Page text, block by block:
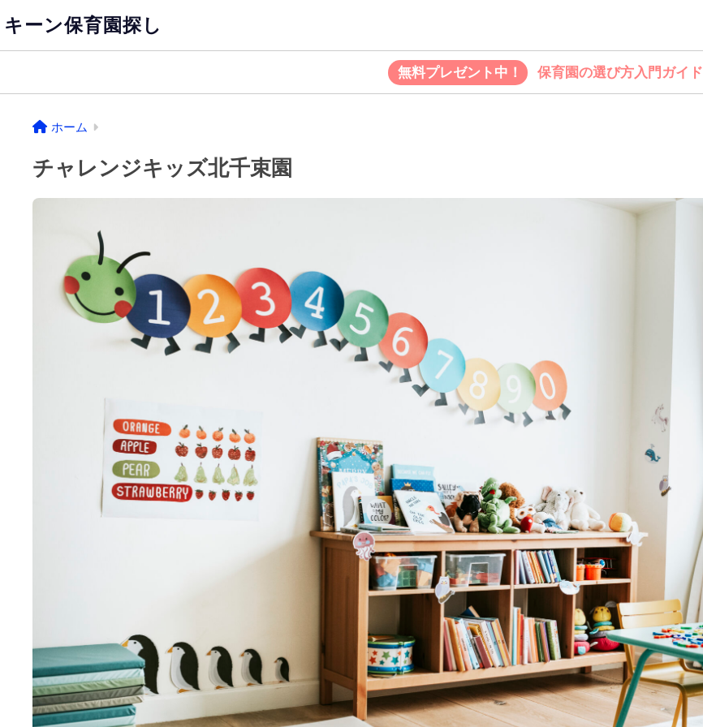
キーン保育園探し
無料プレゼント中！ 保育園の選び方入門ガイド
ホーム
チャレンジキッズ北千束園